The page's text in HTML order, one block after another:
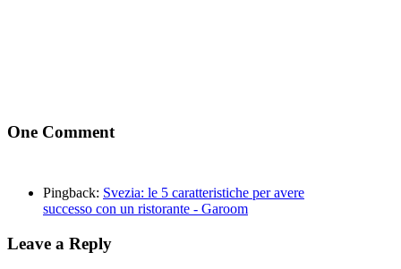
One Comment
Pingback: Svezia: le 5 caratteristiche per avere
successo con un ristorante - Garoom
Leave a Reply